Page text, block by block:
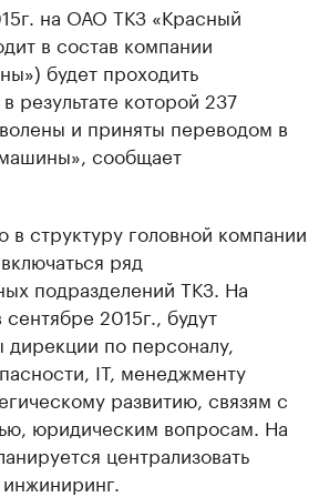
на ОАО ТКЗ «Красный
в состав компании
будет проходить
результате которой 237
и приняты переводом в
сообщает
в структуру головной компании
ряд
подразделений ТКЗ. На
2015г., будут
дирекции по персоналу,
IT, менеджменту
развитию, связям с
юридическим вопросам. На
централизовать